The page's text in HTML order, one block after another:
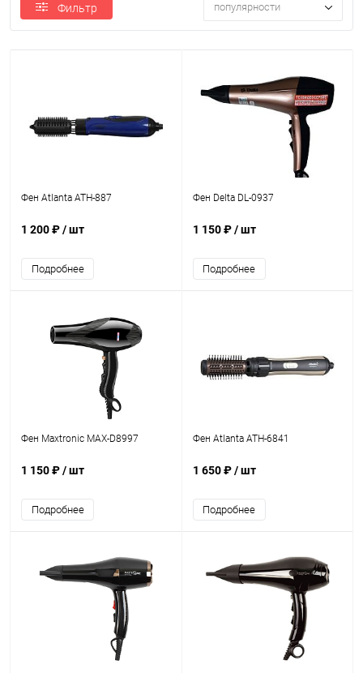
Фильтр популярности
Фен Atlanta ATH-887
1 200 ₽/ шт
Подробнее
Фен Delta DL-0937
1 150 ₽/ шт
Подробнее
Фен Maxtronic MAX-D8997
1 150 ₽/ шт
Подробнее
Фен Atlanta ATH-6841
1 650 ₽/ шт
Подробнее